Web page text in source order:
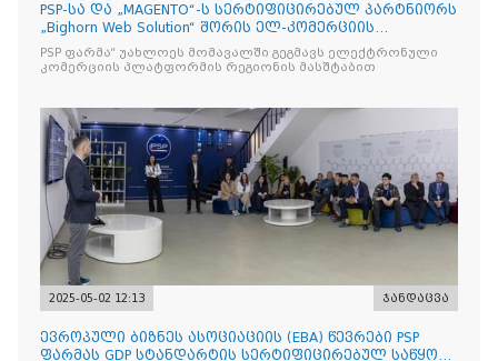
PSP-სა და „MAGENTO“-ს სერტიფიცირებულ პარტნიორს
„Bighorn Web Solution“ შორის ელ-კომერციის
პლატფორმის
PSP ფარმა“ უახლოეს მომავალში გეგმავს ელექტრონული
კომერციის პლატფორმის რეგიონის მასშტაბით
2025-05-02 12:13 ჯანდაცვა
ევროპული ბიზნეს ასოციაციის (EBA) წევრები PSP
ფარმას GDP სტანდარტის სერტიფიცირებულ საწყობს